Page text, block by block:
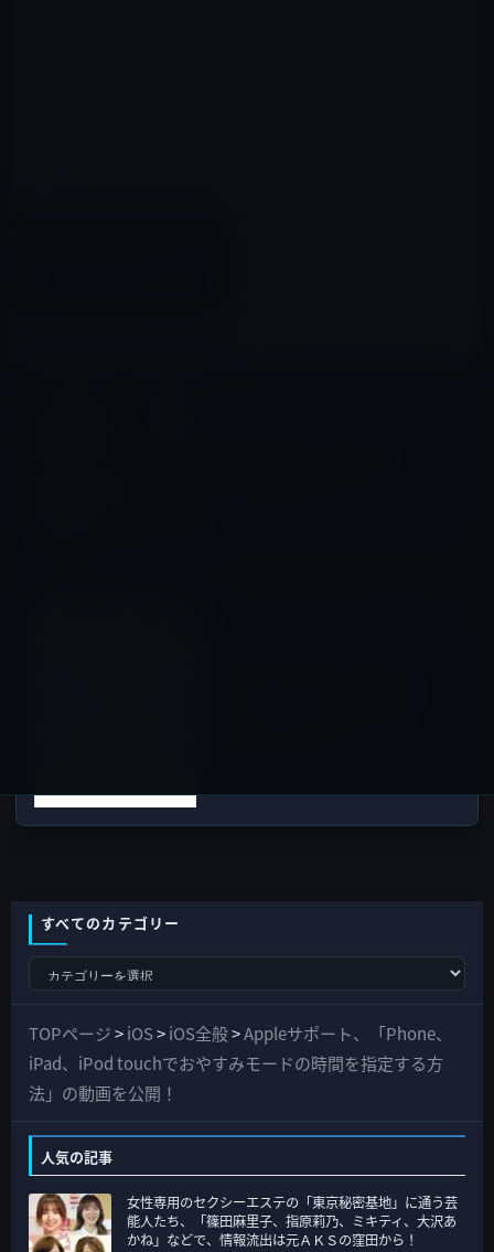
すべてのカテゴリー
て
の
カ
リ
ー
TOPページ>iOS>iOS全般>Appleサポート、「Phone、
iPad、iPod touchでおやすみモードの時間を指定する方
法」の動画を公開！
人気の記事
女性専用のセクシーエステの「東京秘密基地」に通う芸
能人たち、「篠田麻里子、指原莉乃、ミキティ、大沢あ
かね」などで、情報流出は元ＡＫＳの窪田から！